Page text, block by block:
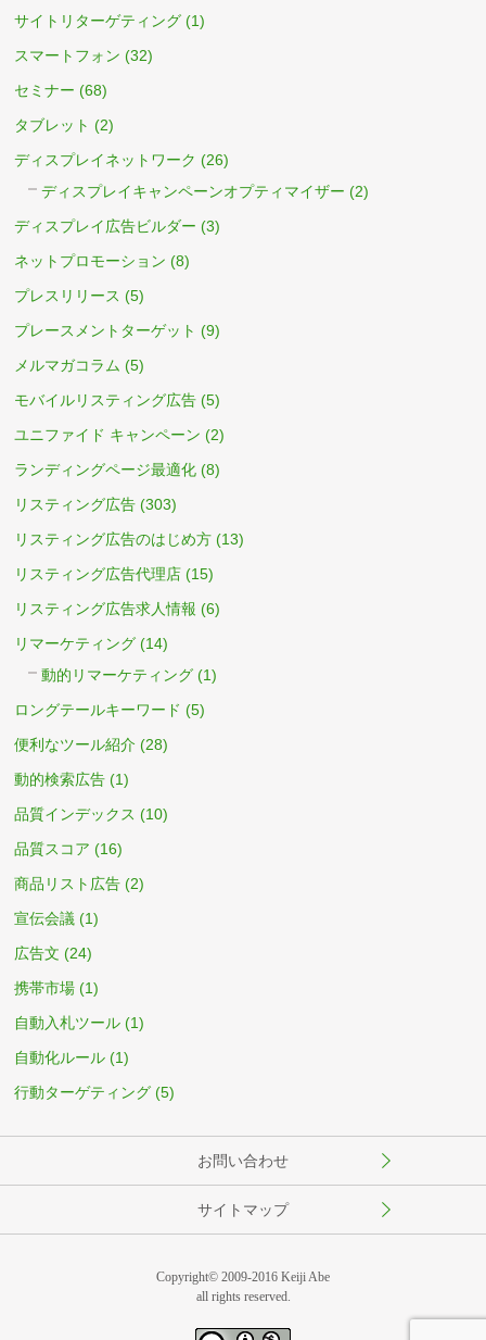
サイトリターゲティング (1)
スマートフォン (32)
セミナー (68)
タブレット (2)
ディスプレイネットワーク (26)
ディスプレイキャンペーンオプティマイザー (2)
ディスプレイ広告ビルダー (3)
ネットプロモーション (8)
プレスリリース (5)
プレースメントターゲット (9)
メルマガコラム (5)
モバイルリスティング広告 (5)
ユニファイド キャンペーン (2)
ランディングページ最適化 (8)
リスティング広告 (303)
リスティング広告のはじめ方 (13)
リスティング広告代理店 (15)
リスティング広告求人情報 (6)
リマーケティング (14)
動的リマーケティング (1)
ロングテールキーワード (5)
便利なツール紹介 (28)
動的検索広告 (1)
品質インデックス (10)
品質スコア (16)
商品リスト広告 (2)
宣伝会議 (1)
広告文 (24)
携帯市場 (1)
自動入札ツール (1)
自動化ルール (1)
行動ターゲティング (5)
お問い合わせ
サイトマップ
Copyright© 2009-2016 Keiji Abe
all rights reserved.